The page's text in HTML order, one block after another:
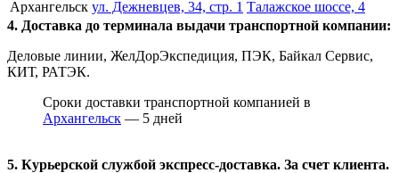
Архангельск ул. Дежневцев, 34, стр. 1 Талажское шоссе, 4
4. Доставка до терминала выдачи транспортной компании:
Деловые линии, ЖелДорЭкспедиция, ПЭК, Байкал Сервис,
КИТ, РАТЭК.
Сроки доставки транспортной компанией в
Архангельск — 5 дней
5. Курьерской службой экспресс-доставка. За счет клиента.